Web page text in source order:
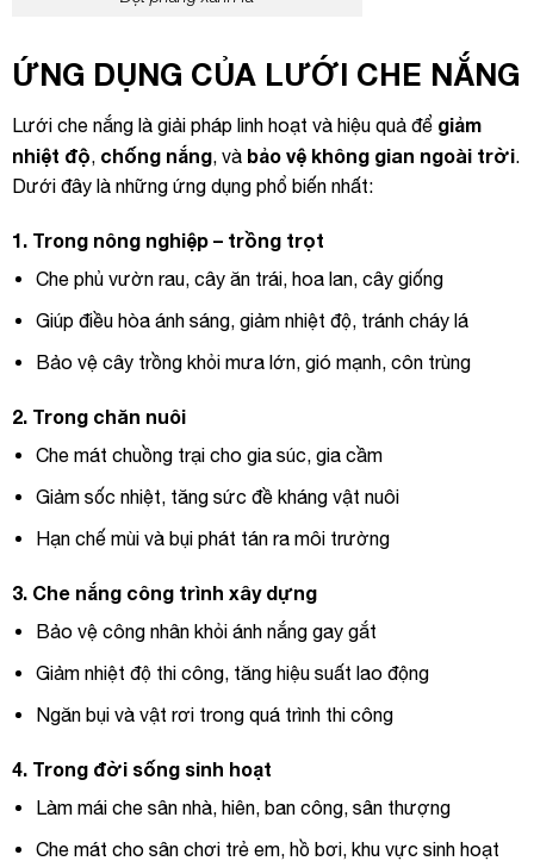
ỨNG DỤNG CỦA LƯỚI CHE NẮNG
Lưới che nắng là giải pháp linh hoạt và hiệu quả để giảm
nhiệt độ chống nắng, và bảo vệ không gian ngoài trời.
Dưới đây là những ứng dụng phổ biến nhất:
1. Trong nông nghiệp – trồng trọt
Che phủ vườn rau, cây ăn trái, hoa lan, cây giống
Giúp điều hòa ánh sáng, giảm nhiệt độ, tránh cháy lá
Bảo vệ cây trồng khỏi mưa lớn, gió mạnh, côn trùng
2. Trong chăn nuôi
Che mát chuồng trại cho gia súc, gia cầm
Giảm sốc nhiệt, tăng sức đề kháng vật nuôi
Hạn chế mùi và bụi phát tán ra môi trường
3. Che nắng công trình xây dựng
Bảo vệ công nhân khỏi ánh nắng gay gắt
Giảm nhiệt độ thi công, tăng hiệu suất lao động
Ngăn bụi và vật rơi trong quá trình thi công
4. Trong đời sống sinh hoạt
Làm mái che sân nhà, hiên, ban công, sân thượng
Che mát cho sân chơi trẻ em, hồ bơi, khu vực sinh hoạt